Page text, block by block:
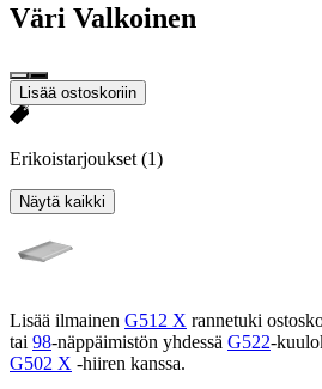
Väri Valkoinen
Lisää ostoskoriin
Erikoistarjoukset (1)
Näytä kaikki
Lisää ilmainen G512 X rannetuki
tai 98-näppäimistön yhdessä G522-
G502 X -hiiren kanssa.